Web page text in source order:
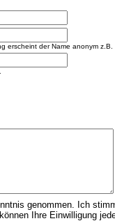
erscheint der Name anonym
genommen. Ich
Ihre Einwilligung